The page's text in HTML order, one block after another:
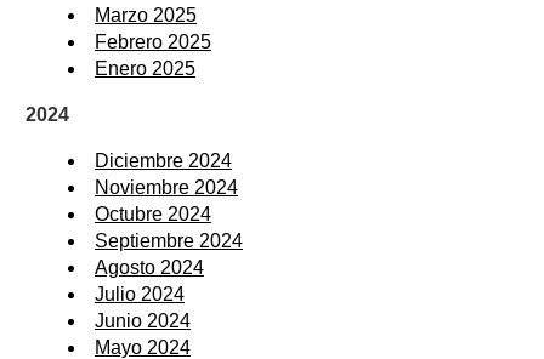
Marzo 2025
Febrero 2025
Enero 2025
2024
Diciembre 2024
Noviembre 2024
Octubre 2024
Septiembre 2024
Agosto 2024
Julio 2024
Junio 2024
Mayo 2024